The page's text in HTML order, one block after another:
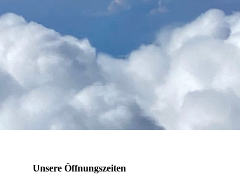
Unsere Öffnungszeiten